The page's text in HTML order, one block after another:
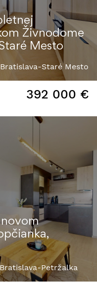
Živnodome
Mesto
Bratislava-Staré Mesto
392 000 €
Bratislava-Petržalka